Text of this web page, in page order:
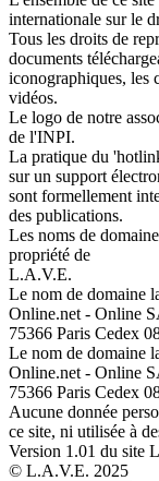
internationale sur le
Tous les droits de
documents
iconographiques, les
vidéos.
Le logo de notre
de l'INPI.
La pratique du
sur un support
sont formellement
des publications.
Les noms de
propriété de
L.A.V.E.
Le nom de domaine
Online.net - Online
75366 Paris Cedex
Le nom de domaine
Online.net - Online
75366 Paris Cedex
Aucune donnée
ce site, ni utilisée à
Version 1.01 du site
© L.A.V.E. 2025